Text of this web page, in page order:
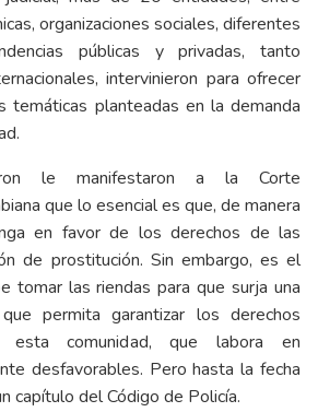
organizaciones sociales, diferentes
públicas y privadas, tanto
intervinieron para ofrecer
temáticas planteadas en la demanda
le manifestaron a la Corte
que lo esencial es que, de manera
en favor de los derechos de las
de prostitución. Sin embargo, es el
tomar las riendas para que surja una
permita garantizar los derechos
esta comunidad, que labora en
desfavorables. Pero hasta la fecha
capítulo del Código de Policía.